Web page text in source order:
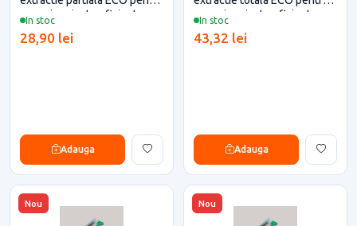
In stoc
casa si proiecte eficiente
28,90 lei
Adauga
In stoc
casa si proiecte eficiente
43,32 lei
Adauga
Nou Nou